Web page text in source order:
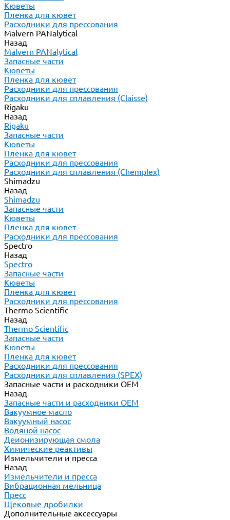
Кюветы
Пленка для кювет
Расходники для прессования
Malvern PANalytical
Назад
Malvern PANalytical
Запасные части
Кюветы
Пленка для кювет
Расходники для прессования
Расходники для сплавления (Claisse)
Rigaku
Назад
Rigaku
Запасные части
Кюветы
Пленка для кювет
Расходники для прессования
Расходники для сплавления (Chemplex)
Shimadzu
Назад
Shimadzu
Запасные части
Кюветы
Пленка для кювет
Расходники для прессования
Spectro
Назад
Spectro
Запасные части
Кюветы
Пленка для кювет
Расходники для прессования
Thermo Scientific
Назад
Thermo Scientific
Запасные части
Кюветы
Пленка для кювет
Расходники для прессования
Расходники для сплавления (SPEX)
Запасные части и расходники ОЕМ
Назад
Запасные части и расходники ОЕМ
Вакуумное масло
Вакуумный насос
Водяной насос
Деионизирующая смола
Химические реактивы
Измельчители и пресса
Назад
Измельчители и пресса
Вибрационная мельница
Пресс
Щековые дробилки
Дополнительные аксессуары